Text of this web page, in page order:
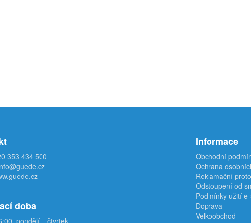
353 434 500
doba
pondělí – čtvrtek
Informace
Obchodní
Ochrana
Reklamační
Odstoupení od
Podmínky užití
Doprava
Velkoobchod